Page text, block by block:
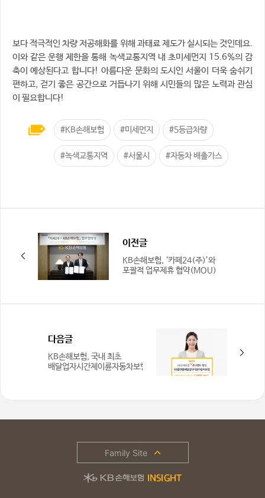
보다 적극적인 차량 저공해화를 위해 과태료 제도가 실시되는 것인데요.
이와 같은 운행 제한을 통해 녹색교통지역 내 초미세먼지 15.6%의 감
축이 예상된다고 합니다! 아름다운 문화의 도시인 서울이 더욱 숨쉬기
편하고, 걷기 좋은 공간으로 거듭나기 위해 시민들의 많은 노력과 관심
이 필요합니다!
#KB손해보험 #미세먼지 #5등급차량
#녹색교통지역 #서울시 #자동차 배출가스
이전글
KB손해보험, ‘카페24(주)’와
포괄적 업무제휴 협약(MOU)
다음글
KB손해보험, 국내 최초
배달업자시간제이륜자동차보험
Family Site